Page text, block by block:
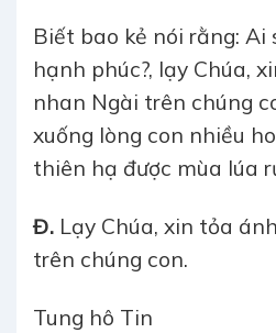
Biết bao kẻ nói rằng:
hạnh phúc?, lạy Chúa,
nhan Ngài trên chúng
xuống lòng con nhiều
thiên hạ được mùa lúa
Đ. Lạy Chúa, xin tỏa
trên chúng con.
Tung hô Tin